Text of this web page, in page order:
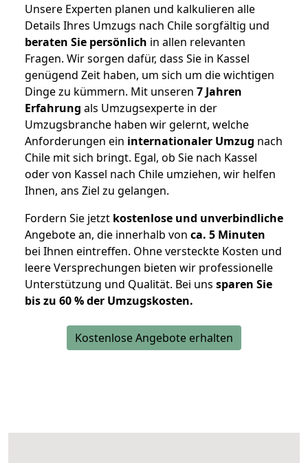
Unsere Experten planen und kalkulieren alle
Details Ihres Umzugs nach Chile sorgfältig und
beraten Sie persönlich in allen relevanten
Fragen. Wir sorgen dafür, dass Sie in Kassel
genügend Zeit haben, um sich um die wichtigen
Dinge zu kümmern. Mit unseren 7 Jahren
Erfahrung als Umzugsexperte in der
Umzugsbranche haben wir gelernt, welche
Anforderungen ein internationaler Umzug nach
Chile mit sich bringt. Egal, ob Sie nach Kassel
oder von Kassel nach Chile umziehen, wir helfen
Ihnen, ans Ziel zu gelangen.
Fordern Sie jetzt kostenlose und unverbindliche
Angebote an, die innerhalb von ca. 5 Minuten
bei Ihnen eintreffen. Ohne versteckte Kosten und
leere Versprechungen bieten wir professionelle
Unterstützung und Qualität. Bei uns sparen Sie
bis zu 60 % der Umzugskosten.
Kostenlose Angebote erhalten